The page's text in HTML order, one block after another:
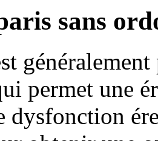
sans
permet une
dysfonction